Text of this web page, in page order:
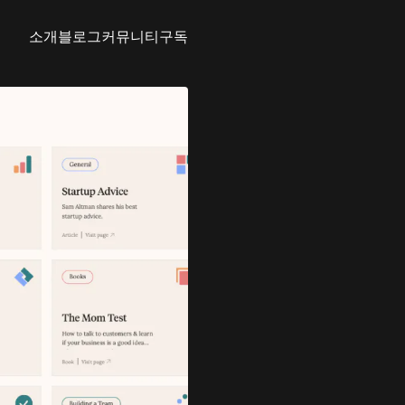
소개블로그커뮤니티구독